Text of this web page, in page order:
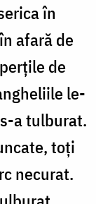
în
afară de
de
le-
a tulburat.
toţi
necurat.